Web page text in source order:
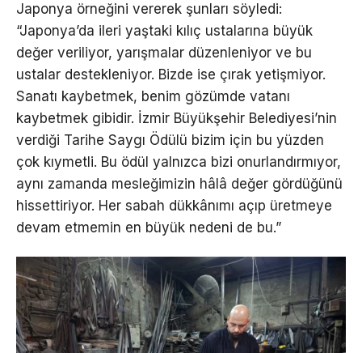
Japonya örneğini vererek şunları söyledi:
“Japonya’da ileri yaştaki kılıç ustalarına büyük
değer veriliyor, yarışmalar düzenleniyor ve bu
ustalar destekleniyor. Bizde ise çırak yetişmiyor.
Sanatı kaybetmek, benim gözümde vatanı
kaybetmek gibidir. İzmir Büyükşehir Belediyesi’nin
verdiği Tarihe Saygı Ödülü bizim için bu yüzden
çok kıymetli. Bu ödül yalnızca bizi onurlandırmıyor,
aynı zamanda mesleğimizin hâlâ değer gördüğünü
hissettiriyor. Her sabah dükkânımı açıp üretmeye
devam etmemin en büyük nedeni de bu.”